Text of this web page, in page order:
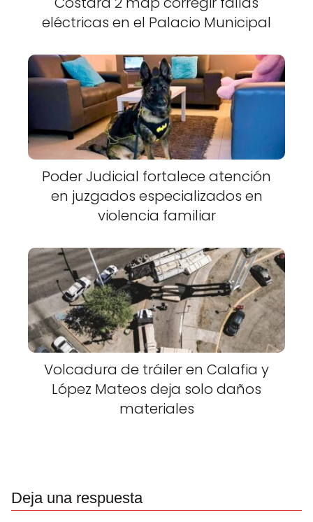
eléctricas en el Palacio Municipal
Poder Judicial fortalece atención
en juzgados especializados en
violencia familiar
Volcadura de tráiler en Calafia y
López Mateos deja solo daños
materiales
Deja una respuesta